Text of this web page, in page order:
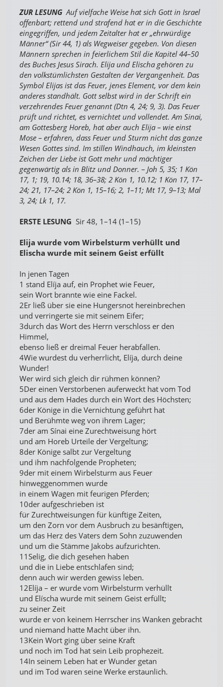
ZUR LESUNG Auf vielfache Weise hat sich Gott in Israel
offenbart; rettend und strafend hat er in die Geschichte
eingegriffen, und jedem Zeitalter hat er „ehrwürdige
Männer“ (Sir 44, 1) als Wegweiser gegeben. Von diesen
Männern sprechen in feierlichem Stil die Kapitel 44–50
des Buches Jesus Sirach. Elija und Elischa gehören zu
den volkstümlichsten Gestalten der Vergangenheit. Das
Symbol Elijas ist das Feuer, jenes Element, vor dem kein
anderes standhält. Gott selbst wird in der Schrift ein
verzehrendes Feuer genannt (Dtn 4, 24; 9, 3). Das Feuer
prüft und richtet, es vernichtet und vollendet. Am Sinai,
am Gottesberg Horeb, hat aber auch Elija – wie einst
Mose – erfahren, dass Feuer und Sturm nicht das ganze
Wesen Gottes sind. Im stillen Windhauch, im kleinsten
Zeichen der Liebe ist Gott mehr und mächtiger
gegenwärtig als in Blitz und Donner. – Joh 5, 35; 1 Kön
17, 1; 19, 10.14; 18, 36–38; 2 Kön 1, 10.12; 1 Kön 17, 17–
24; 21, 17–24; 2 Kön 1, 15–16; 2, 1–11; Mt 17, 9–13; Mal
3, 24; Lk 1, 17.
ERSTE LESUNG Sir 48, 1–14 (1–15)
Elija wurde vom Wirbelsturm verhüllt und
Elischa wurde mit seinem Geist erfüllt
In jenen Tagen
1 stand Elíja auf, ein Prophet wie Feuer,
sein Wort brannte wie eine Fackel.
2Er ließ über sie eine Hungersnot hereinbrechen
und verringerte sie mit seinem Eifer;
3durch das Wort des Herrn verschloss er den
Himmel,
ebenso ließ er dreimal Feuer herabfallen.
4Wie wurdest du verherrlicht, Elíja, durch deine
Wunder!
Wer wird sich gleich dir rühmen können?
5Der einen Verstorbenen auferweckt hat vom Tod
und aus dem Hades durch ein Wort des Höchsten;
6der Könige in die Vernichtung geführt hat
und Berühmte weg von ihrem Lager;
7der am Sínai eine Zurechtweisung hört
und am Horeb Urteile der Vergeltung;
8der Könige salbt zur Vergeltung
und ihm nachfolgende Propheten;
9der mit einem Wirbelsturm aus Feuer
hinweggenommen wurde
in einem Wagen mit feurigen Pferden;
10der aufgeschrieben ist
für Zurechtweisungen für künftige Zeiten,
um den Zorn vor dem Ausbruch zu besänftigen,
um das Herz des Vaters dem Sohn zuzuwenden
und um die Stämme Jakobs aufzurichten.
11Selig, die dich gesehen haben
und die in Liebe entschlafen sind;
denn auch wir werden gewiss leben.
12Elíja – er wurde vom Wirbelsturm verhüllt
und Elíscha wurde mit seinem Geist erfüllt;
zu seiner Zeit
wurde er von keinem Herrscher ins Wanken gebracht
und niemand hatte Macht über ihn.
13Kein Wort ging über seine Kraft
und noch im Tod hat sein Leib prophezeit.
14In seinem Leben hat er Wunder getan
und im Tod waren seine Werke erstaunlich.